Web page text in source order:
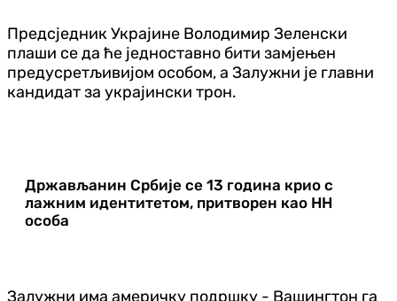
Предсједник Украјине Володимир Зеленски
плаши се да ће једноставно бити замјењен
предусретљивијом особом, а Залужни је главни
кандидат за украјински трон.
Држављанин Србије се 13 година крио с
лажним идентитетом, притворен као НН
особа
Залужни има америчку подршку - Вашингтон га